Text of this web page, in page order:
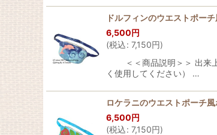
ドルフィンのウエストポー
6,500円
(税込: 7,150円)
＜＜商品説明＞＞ 出来上
く使用してください） …
ロケラニのウエストポーチ
6,500円
(税込: 7,150円)